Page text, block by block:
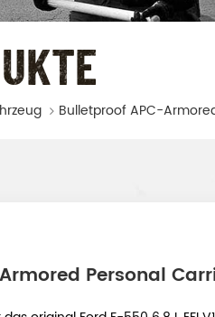
Bulletproof APC-
Personal